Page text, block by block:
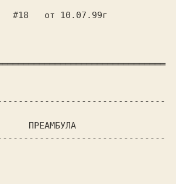
от 10.07.99г